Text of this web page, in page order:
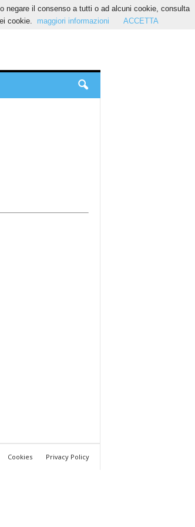
Cookies Privacy Policy
negare il consenso a tutti o ad alcuni cookie, consulta
cookie.
maggiori informazioni ACCETTA